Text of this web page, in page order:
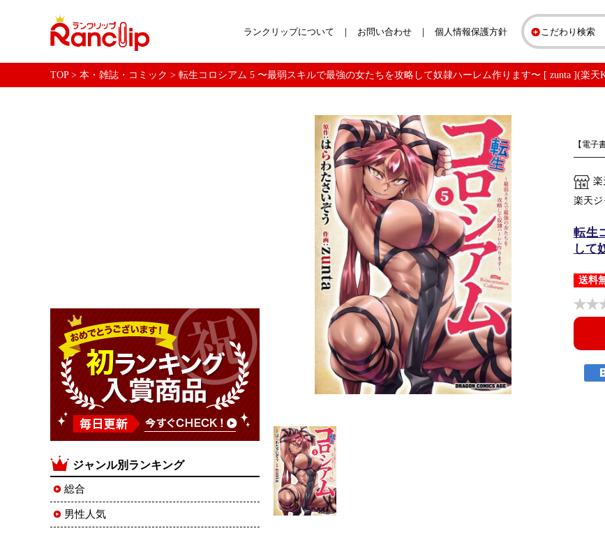
こだわり検索
ランクリップについて お問い合わせ 個人情報保護方針
TOP> 本・雑誌・コミック > 転生コロシアム 5 〜最弱スキルで最強の女たちを攻略して奴隷ハーレム作ります〜 [ zunta ](楽天
【電子
楽
楽天ジ
転生
して
送料
ジャンル別ランキング
総合
男性人気